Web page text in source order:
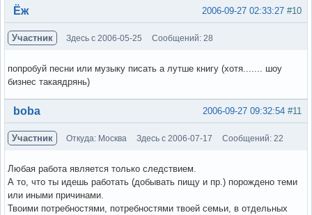
Вне форума #10
2006-09-27 02:33:27
Ёж
Участник Здесь с 2006-05-25 Сообщений: 28
попробуй песни или музыку писать а лутше книгу (хотя....... шоу
бизнес такаядрянь)
Вне форума #11
2006-09-27 09:32:54
boba
Участник Откуда: Москва Здесь с 2006-07-17 Сообщений: 22
Любая работа является только следствием.
А то, что ты идешь работать (добывать пищу и пр.) порождено теми
или иными причинами.
Твоими потребностями, потребностями твоей семьи, в отдельных